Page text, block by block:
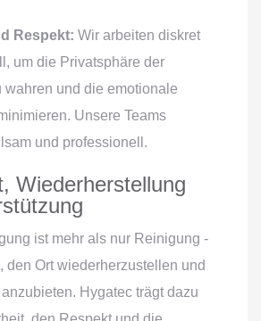
Respekt: Wir arbeiten diskret
um die Privatsphäre der
wahren und die emotionale
Unsere Teams
und professionell.
Wiederherstellung
ist mehr als nur Reinigung -
den Ort wiederherzustellen und
Hygatec trägt dazu